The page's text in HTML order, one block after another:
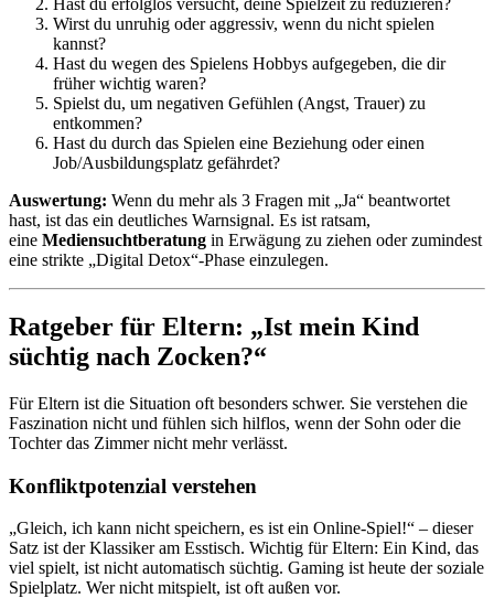
Hast du erfolglos versucht, deine Spielzeit zu reduzieren?
Wirst du unruhig oder aggressiv, wenn du nicht spielen
kannst?
Hast du wegen des Spielens Hobbys aufgegeben, die dir
früher wichtig waren?
Spielst du, um negativen Gefühlen (Angst, Trauer) zu
entkommen?
Hast du durch das Spielen eine Beziehung oder einen
Job/Ausbildungsplatz gefährdet?
Auswertung: Wenn du mehr als 3 Fragen mit „Ja“ beantwortet
hast, ist das ein deutliches Warnsignal. Es ist ratsam,
eine Mediensuchtberatung in Erwägung zu ziehen oder zumindest
eine strikte „Digital Detox“-Phase einzulegen.
Ratgeber für Eltern: „Ist mein Kind
süchtig nach Zocken?“
Für Eltern ist die Situation oft besonders schwer. Sie verstehen die
Faszination nicht und fühlen sich hilflos, wenn der Sohn oder die
Tochter das Zimmer nicht mehr verlässt.
Konfliktpotenzial verstehen
„Gleich, ich kann nicht speichern, es ist ein Online-Spiel!“ – dieser
Satz ist der Klassiker am Esstisch. Wichtig für Eltern: Ein Kind, das
viel spielt, ist nicht automatisch süchtig. Gaming ist heute der soziale
Spielplatz. Wer nicht mitspielt, ist oft außen vor.